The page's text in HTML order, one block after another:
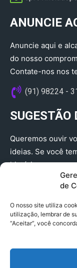
de
O nosso site utiliza
utilização, lembrar de
“Aceitar”, você
ANUNCIE
Anuncie aqui e
do nosso
Contate-nos nos
(91) 98224 -
SUGESTÃO
Queremos ouvir
ideias. Se você
história que
(91) 98224 -